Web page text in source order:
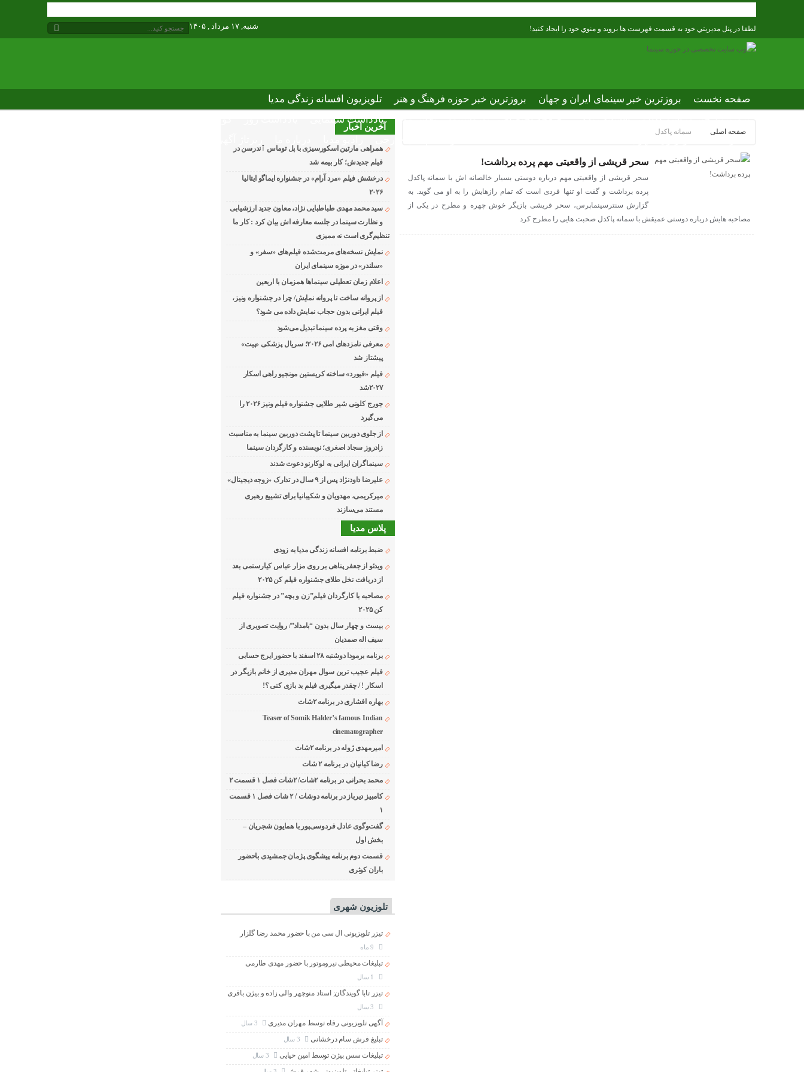
لطفا در پنل مديريتي خود به قسمت فهرست ها برويد و منوي خود را ايجاد كنيد! شنبه, ۱۷ مرداد , ۱۴۰۵
صفحه نخست بروزترین خبر سینمای ایران و جهان بروزترین خبر حوزه فرهنگ و هنر
تلویزیون افسانه زندگی مدیا
یادداشت سینمایی
تلویزیون شهری
صفحه اصلی سمانه پاکدل
سحر قریشی از واقعیتی مهم پرده برداشت!
سحر قریشی از واقعیتی مهم درباره دوستی بسیار خالصانه اش با سمانه پاکدل
پرده برداشت و گفت او تنها فردی است که تمام رازهایش را به او می گوید. به
گزارش سنترسینماپرس، سحر قریشی بازیگر خوش چهره و مطرح در یکی از
مصاحبه هایش درباره دوستی عمیقش با سمانه پاکدل صحبت هایی را مطرح کرد
آخرین اخبار
همراهی مارتین اسکورسیزی با پل توماس ٱندرسن در
فیلم جدیدش؛ کار بیمه شد
درخشش فیلم «مرد آرام» در جشنواره ایماگو ایتالیا
۲۰۲۶
سید محمد مهدی طباطبایی نژاد، معاون جدید ارزشیابی
و نظارت سینما در جلسه معارفه اش بیان کرد : کار ما
تنظیم‌گری است نه ممیزی
نمایش نسخه‌های مرمت‌شده فیلم‌های «سفر» و
«سلندر» در موزه سینمای ایران
اعلام زمان تعطیلی سینماها همزمان با اربعین
از پروانه ساخت تا پروانه نمایش/ چرا در جشنواره ونیز،
فیلم ایرانی بدون حجاب نمایش داده می شود؟
وقتی مغز به پرده سینما تبدیل می‌شود
معرفی نامزدهای امی ۲۰۲۶؛ سریال پزشکی «پیت»
پیشتاز شد
فیلم «فیورد» ساخته کریستین مونجیو راهی اسکار
۲۰۲۷شد
جورج کلونی شیر طلایی جشنواره فیلم ونیز ۲۰۲۶ را
می‌گیرد
از جلوی دوربین سینما تا پشت دوربین سینما به مناسبت
زادروز سجاد اصغری؛ نویسنده و کارگردان سینما
سینماگران ایرانی به لوکارنو دعوت شدند
علیرضا داودنژاد پس از ۹ سال در تدارک «زوجه دیجیتال»
میرکریمی، مهدویان و شکیبانیا برای تشییع رهبری
مستند می‌سازند
پلاس مدیا
ضبط برنامه افسانه زندگی مدیا به زودی
ویدئو از جعفر پناهی بر روی مزار عباس کیارستمی بعد
از دریافت نخل طلای جشنواره فیلم کن ۲۰۲۵
مصاحبه با کارگردان فیلم”زن و بچه” در جشنواره فیلم
کن ۲۰۲۵
بیست و چهار سال بدون “بامداد”/ روایت تصویری از
سیف اله صمدیان
برنامه برمودا دوشنبه ۲۸ اسفند با حضور ایرج حسابی
فیلم عجیب ترین سوال مهران مدیری از خانم بازیگر در
اسکار ! / چقدر میگیری فیلم بد بازی کنی ؟!
بهاره افشاری در برنامه ۲شات
Teaser of Somik Halder’s famous Indian
cinematographer
امیرمهدی ژوله در برنامه ۲شات
رضا کیانیان در برنامه ۲ شات
محمد بحرانی در برنامه ۲شات/ ۲شات فصل ۱ قسمت ۲
کامبیز دیرباز در برنامه دوشات / ۲ شات فصل ۱ قسمت
۱
گفت‌وگوی عادل فردوسی‌پور با همایون شجریان –
بخش اول
قسمت دوم برنامه پیشگوی پژمان جمشیدی باحضور
باران کوثری
تلوزیون شهری
تیزر تلویزیونی ال سی من با حضور محمد رضا گلزار
تبلیغات محیطی نیروموتور با حضور مهدی طارمی
تیزر تابا گویندگان; استاد منوچهر والی زاده و بیژن باقری
آگهی تلویزیونی رفاه توسط مهران مدیری
تبلیغ فرش سام درخشانی
تبلیغات سس بیژن توسط امین حیایی